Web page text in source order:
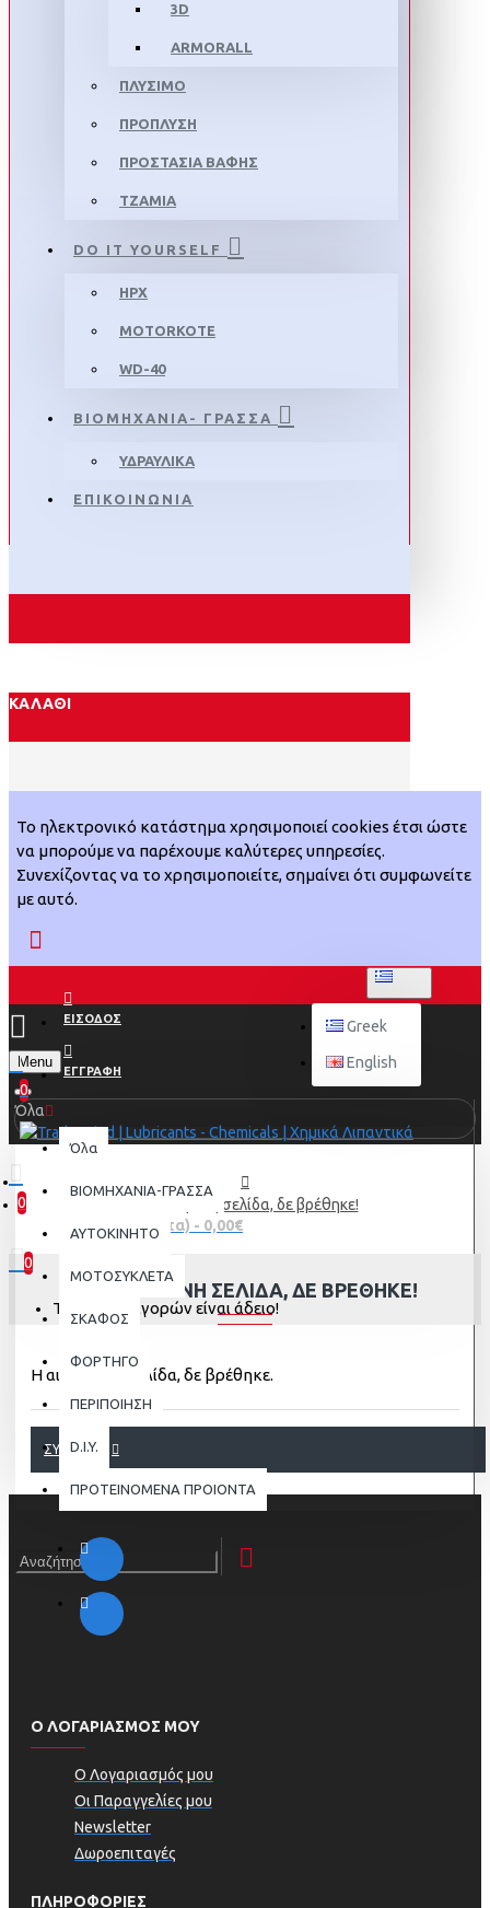
3D
ARMORALL
ΠΛΥΣΙΜΟ
ΠΡΟΠΛΥΣΗ
ΠΡΟΣΤΑΣΙΑ ΒΑΦΗΣ
ΤΖΑΜΙΑ
DO IT YOURSELF
HPX
MOTORKOTE
WD-40
ΒΙΟΜΗΧΑΝΙΑ- ΓΡΑΣΣΑ
ΥΔΡΑΥΛΙΚΑ
ΕΠΙΚΟΙΝΩΝΙΑ
ΚΑΛΆΘΙ
Το ηλεκτρονικό κατάστημα χρησιμοποιεί cookies έτσι ώστε
να μπορούμε να παρέχουμε καλύτερες υπηρεσίες.
Συνεχίζοντας να το χρησιμοποιείτε, σημαίνει ότι συμφωνείτε
με αυτό.
ΕΙΣΟΔΟΣ
ΕΓΓΡΑΦΗ
Greek
English
Menu
0
0
0 προϊόν(τα) - 0,00€
0
Το καλάθι αγορών είναι άδειο!
Όλα
Όλα
ΒΙΟΜΗΧΑΝΙΑ-ΓΡΑΣΣΑ
AYTOKINHTO
ΜΟΤΟΣΥΚΛΕΤΑ
ΣΚΑΦΟΣ
ΦΟΡΤΗΓΟ
ΠΕΡΙΠΟΙΗΣΗ
D.I.Y.
ΠΡΟΤΕΙΝΟΜΕΝΑ ΠΡΟΙΟΝΤΑ
Η αιτούμενη σελίδα, δε βρέθηκε!
Η ΑΙΤΟΎΜΕΝΗ ΣΕΛΊΔΑ, ΔΕ ΒΡΈΘΗΚΕ!
Η αιτούμενη σελίδα, δε βρέθηκε.
ΣΥΝΈΧΕΙΑ
Ο ΛΟΓΑΡΙΑΣΜΟΣ ΜΟΥ
Ο Λογαριασμός μου
Οι Παραγγελίες μου
Newsletter
Δωροεπιταγές
ΠΛΗΡΟΦΟΡΊΕΣ